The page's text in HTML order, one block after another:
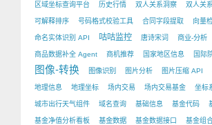
区域坐标查询平台 历史行情 双人关系洞察 双人关
可解释排序 号码格式校验工具 合同字段提取 向量
命名实体识别 API 咕咕监控 唐诗宋词 商业-分析
商品数据补全 Agent 商机推荐 国家地区信息 国际
图像-转换 图像识别 图片分析 图片压缩 API
地理信息 地理坐标 场内交易 场内交易基金 坐标
城市出行天气组件 域名查询 基础信息 基金代码
基金净值分析看板 基金数据 基金数据接口 基金组